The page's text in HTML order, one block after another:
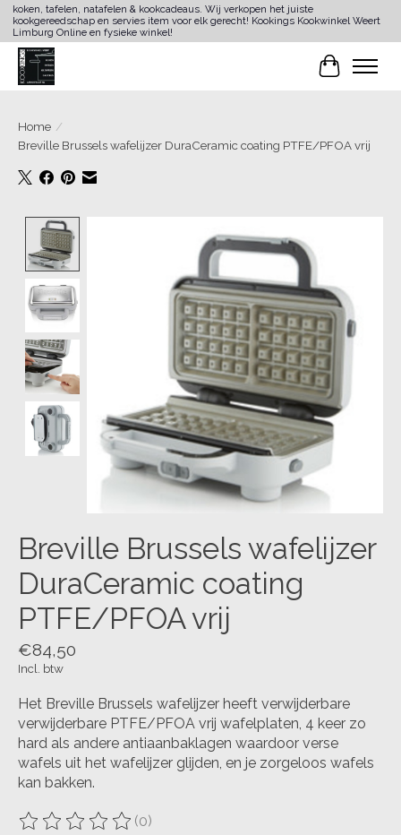
koken, tafelen, natafelen & kookcadeaus. Wij verkopen het juiste
kookgereedschap en servies item voor elk gerecht! Kookings Kookwinkel Weert
Limburg Online en fysieke winkel!
Home /
Breville Brussels wafelijzer DuraCeramic coating PTFE/PFOA vrij
Breville Brussels wafelijzer
DuraCeramic coating
PTFE/PFOA vrij
€84,50
Incl. btw
Het Breville Brussels wafelijzer heeft verwijderbare
verwijderbare PTFE/PFOA vrij wafelplaten, 4 keer zo
hard als andere antiaanbaklagen waardoor verse
wafels uit het wafelijzer glijden, en je zorgeloos wafels
kan bakken.
De beoordeling van dit product is
(0)